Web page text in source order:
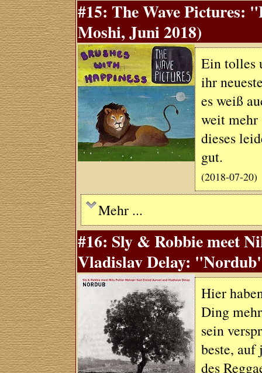
#15: The Wave Pictures:
Moshi, Juni 2018)
Ein tolles
ihr
es weiß
weit mehr
dieses
gut.
(2018-07-20)
Mehr ...
#16: Sly & Robbie meet
Vladislav Delay:
Hier
Ding
sein
beste, auf
des